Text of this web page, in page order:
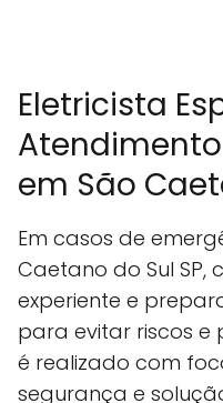
Eletricista
em São
Em casos de
Caetano do Sul SP,
experiente e
para evitar riscos e
é realizado com
segurança e